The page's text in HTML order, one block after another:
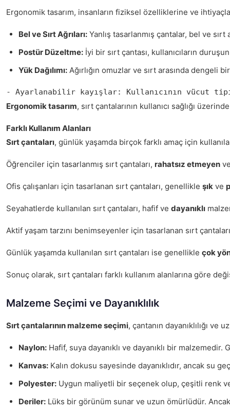
Ergonomik tasarım, insanların fiziksel özelliklerine ve
Bel ve Sırt Ağrıları: Yanlış tasarlanmış çantalar, bel ve
Postür Düzeltme: İyi bir sırt çantası, kullanıcıların
Yük Dağılımı: Ağırlığın omuzlar ve sırt arasında dengeli
- Ayarlanabilir kayışlar: Kullanıcının vücut
Ergonomik tasarım, sırt çantalarının kullanıcı sağlığı
Farklı Kullanım Alanları
Sırt çantaları, günlük yaşamda birçok farklı amaç için
Öğrenciler için tasarlanmış sırt çantaları, rahatsız etmeyen
Ofis çalışanları için tasarlanan sırt çantaları, genellikle şık ve
Seyahatlerde kullanılan sırt çantaları, hafif ve dayanıklı
Aktif yaşam tarzını benimseyenler için tasarlanan sırt
Günlük yaşamda kullanılan sırt çantaları ise genellikle çok
Sonuç olarak, sırt çantaları farklı kullanım alanlarına göre
Malzeme Seçimi ve Dayanıklılık
Sırt çantalarının malzeme seçimi, çantanın dayanıklılığı
Naylon: Hafif, suya dayanıklı ve dayanıklı bir
Kanvas: Kalın dokusu sayesinde dayanıklıdır, ancak su
Polyester: Uygun maliyetli bir seçenek olup, çeşitli renk
Deriler: Lüks bir görünüm sunar ve uzun ömürlüdür.